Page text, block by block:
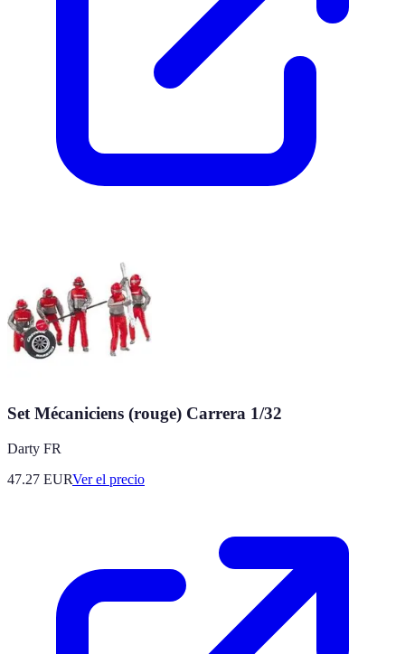
Set Mécaniciens (rouge) Carrera 1/32
Darty FR
47.27 EURVer el precio